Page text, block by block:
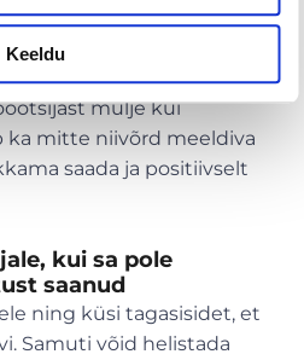
Keeldu
puhul tänadaja
tulevikus taas kohtuda,
uued
mulje kui
ka mitte niivõrd meeldiva
saada ja positiivselt
kui sa pole
saanud
ning küsi tagasisidet, et
Samuti võid helistada